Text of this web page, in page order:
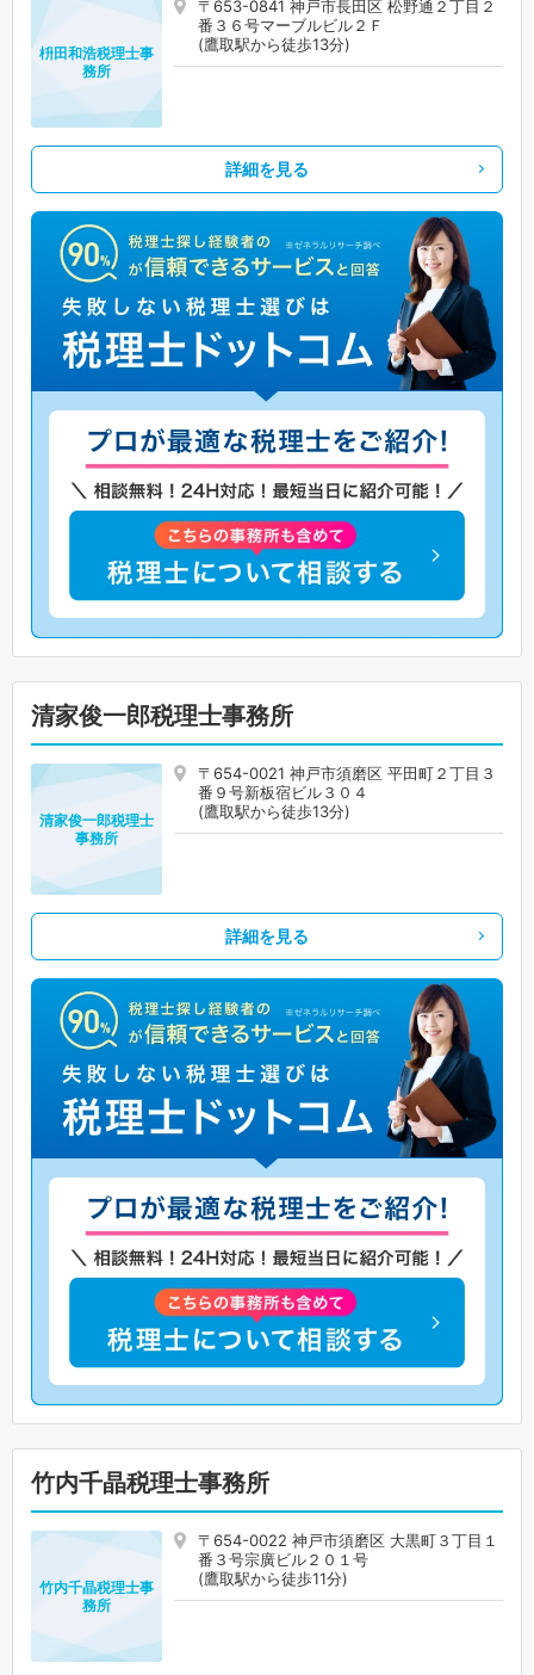
〒653-0841 神戸市長田区 松野通２丁目２
番３６号マーブルビル２Ｆ
(鷹取駅から徒歩13分)
枡田和浩税理士事
務所
詳細を見る
清家俊一郎税理士事務所
〒654-0021 神戸市須磨区 平田町２丁目３
番９号新板宿ビル３０４
(鷹取駅から徒歩13分)
清家俊一郎税理士
事務所
詳細を見る
竹内千晶税理士事務所
〒654-0022 神戸市須磨区 大黒町３丁目１
番３号宗廣ビル２０１号
(鷹取駅から徒歩11分)
竹内千晶税理士事
務所